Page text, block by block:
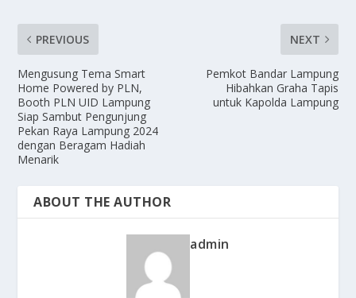
PREVIOUS
Mengusung Tema Smart
Home Powered by PLN,
Booth PLN UID Lampung
Siap Sambut Pengunjung
Pekan Raya Lampung 2024
dengan Beragam Hadiah
Menarik
NEXT
Pemkot Bandar Lampung
Hibahkan Graha Tapis
untuk Kapolda Lampung
ABOUT THE AUTHOR
admin